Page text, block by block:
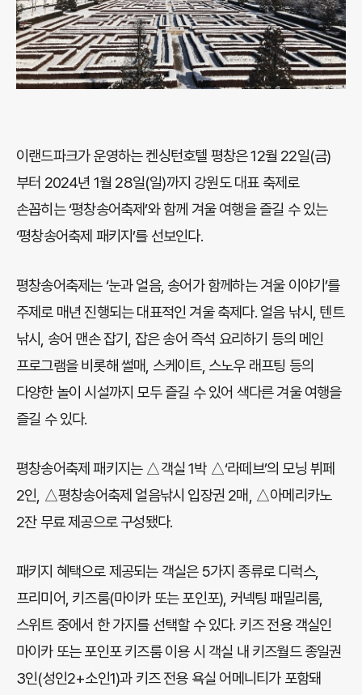
이랜드파크가 운영하는 켄싱턴호텔 평창은 12월 22일(금)
부터 2024년 1월 28일(일)까지 강원도 대표 축제로
손꼽히는 ‘평창송어축제’와 함께 겨울 여행을 즐길 수 있는
‘평창송어축제 패키지’를 선보인다.
평창송어축제는 ‘눈과 얼음, 송어가 함께하는 겨울 이야기’를
주제로 매년 진행되는 대표적인 겨울 축제다. 얼음 낚시, 텐트
낚시, 송어 맨손 잡기, 잡은 송어 즉석 요리하기 등의 메인
프로그램을 비롯해 썰매, 스케이트, 스노우 래프팅 등의
다양한 놀이 시설까지 모두 즐길 수 있어 색다른 겨울 여행을
즐길 수 있다.
평창송어축제 패키지는 △객실 1박 △‘라떼브’의 모닝 뷔페
2인, △평창송어축제 얼음낚시 입장권 2매, △아메리카노
2잔 무료 제공으로 구성됐다.
패키지 혜택으로 제공되는 객실은 5가지 종류로 디럭스,
프리미어, 키즈룸(마이카 또는 포인포), 커넥팅 패밀리룸,
스위트 중에서 한 가지를 선택할 수 있다. 키즈 전용 객실인
마이카 또는 포인포 키즈룸 이용 시 객실 내 키즈월드 종일권
3인(성인2+소인1)과 키즈 전용 욕실 어메니티가 포함돼